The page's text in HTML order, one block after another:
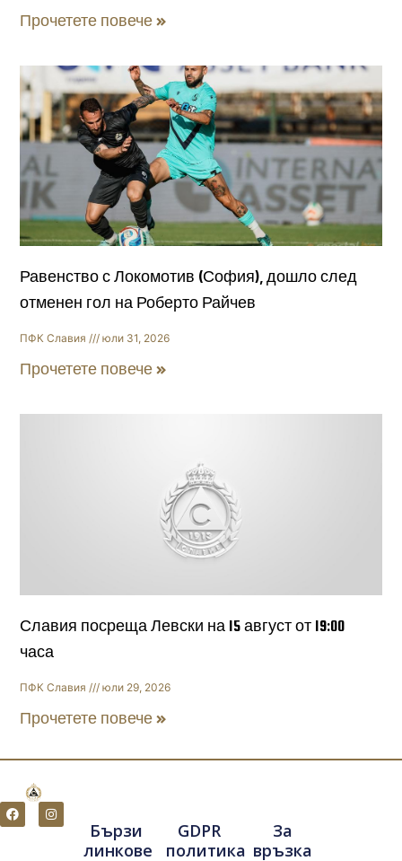
Прочетете повече »
Равенство с Локомотив (София), дошло след
отменен гол на Роберто Райчев
ПФК Славия юли 31, 2026
Прочетете повече »
Славия посреща Левски на 15 август от 19:00
часа
ПФК Славия юли 29, 2026
Прочетете повече »
F
a
c
I
n
s
Бързи
линкове
GDPR
политика
За
връзка